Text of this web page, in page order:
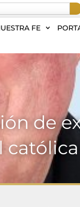
FE
de
católica